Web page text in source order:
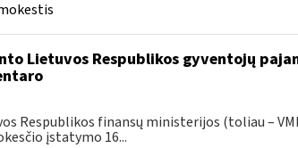
Lietuvos Respublikos gyventojų
Respublikos finansų ministerijos (toliau –
įstatymo 16...